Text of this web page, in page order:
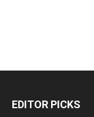
EDITOR PICKS